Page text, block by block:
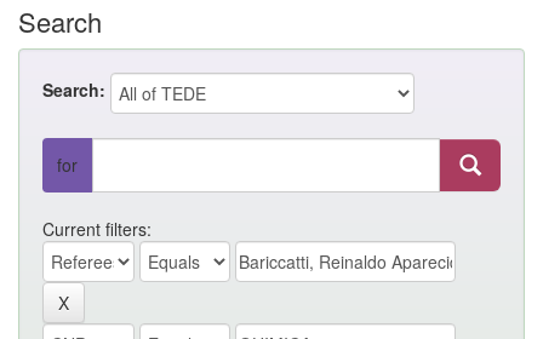
Search
Search:
for
Current filters: